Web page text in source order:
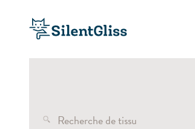
Recherche de tissu